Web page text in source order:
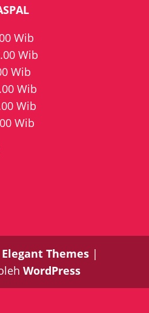
Wib
Wib
Wib
Wib
Wib
Wib
Elegant Themes|
WordPress